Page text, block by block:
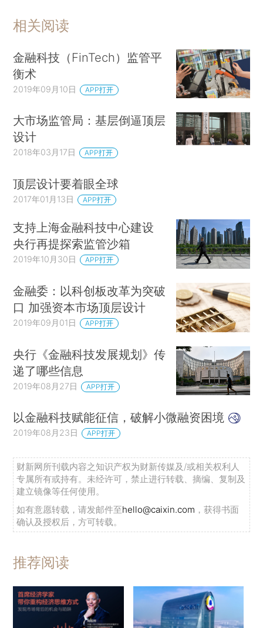
相关阅读
金融科技（FinTech）监管平
衡术
2019年09月10日 APP打开
大市场监管局：基层倒逼顶层
设计
2018年03月17日 APP打开
顶层设计要着眼全球
2017年01月13日 APP打开
支持上海金融科技中心建设
央行再提探索监管沙箱
2019年10月30日 APP打开
金融委：以科创板改革为突破
口 加强资本市场顶层设计
2019年09月01日 APP打开
央行《金融科技发展规划》传
递了哪些信息
2019年08月27日 APP打开
以金融科技赋能征信，破解小微融资困境
2019年08月23日 APP打开
财新网所刊载内容之知识产权为财新传媒及/或相关权利人
专属所有或持有。未经许可，禁止进行转载、摘编、复制及
建立镜像等任何使用。
如有意愿转载，请发邮件至hello@caixin.com ，获得书面
确认及授权后，方可转载。
推荐阅读